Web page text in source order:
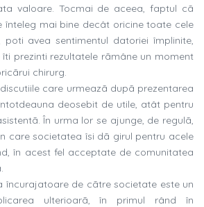
valoare. Tocmai de aceea, faptul cã
înteleg mai bine decât oricine toate cele
poti avea sentimentul datoriei împlinite,
prezinti rezultatele rãmâne un moment
chirurg.
care urmeazã dupã prezentarea
deosebit de utile, atât pentru
În urma lor se ajunge, de regulã,
care societatea îsi dã girul pentru acele
în acest fel acceptate de comunitatea
încurajatoare de cãtre societate este un
ulterioarã, în primul rând în